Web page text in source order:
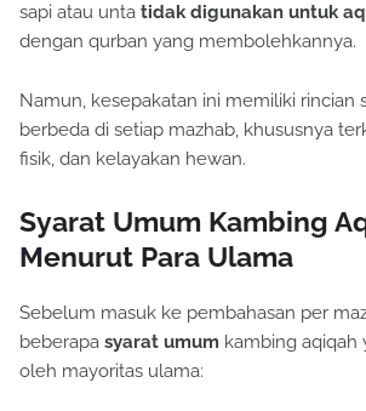
sapi atau unta tidak digunakan untuk
dengan qurban yang membolehkannya.
Namun, kesepakatan ini memiliki rincian
berbeda di setiap mazhab, khususnya
fisik, dan kelayakan hewan.
Syarat Umum Kambing
Menurut Para Ulama
Sebelum masuk ke pembahasan per
beberapa syarat umum kambing aqiqah
oleh mayoritas ulama: